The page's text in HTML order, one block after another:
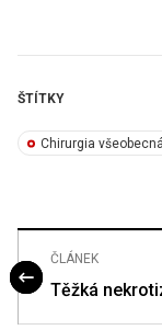
ŠTÍTKY
Chirurgia všeobecná
ČLÁNEK
Těžká